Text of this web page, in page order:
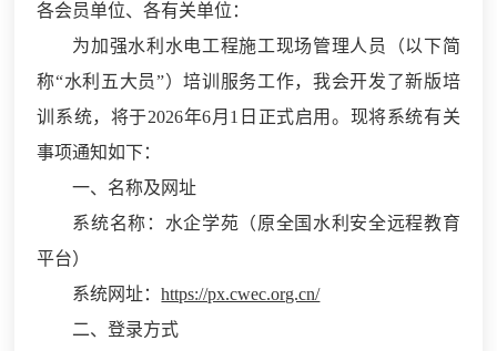
各会员单位、各有关单位：
为加强水利水电工程施工现场管理人员（以下简
称“水利五大员”）培训服务工作，我会开发了新版培
训系统，将于2026年6月1日正式启用。现将系统有关
事项通知如下：
一、名称及网址
系统名称：水企学苑（原全国水利安全远程教育
平台）
系统网址：https://px.cwec.org.cn/
二、登录方式